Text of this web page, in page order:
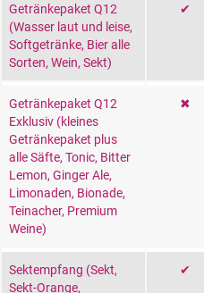
Getränkepaket Q12
(Wasser laut und leise,
Softgetränke, Bier alle
Sorten, Wein, Sekt)
✔
Getränkepaket Q12
Exklusiv (kleines
Getränkepaket plus
alle Säfte, Tonic, Bitter
Lemon, Ginger Ale,
Limonaden, Bionade,
Teinacher, Premium
Weine)
✖
Sektempfang (Sekt,
Sekt-Orange,
✔